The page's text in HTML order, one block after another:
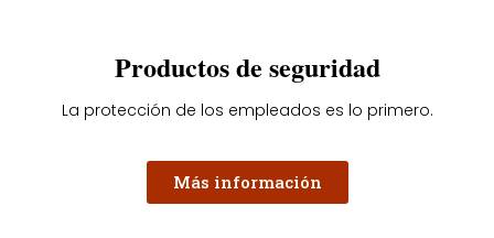
Productos de seguridad
La protección de los empleados es lo primero.
Más información